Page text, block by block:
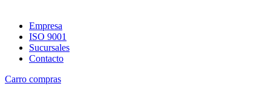
Empresa
ISO 9001
Sucursales
Contacto
Carro compras